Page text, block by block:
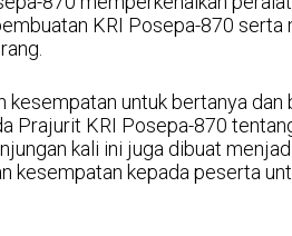
KRI Posepa-870 serta
untuk bertanya dan
Prajurit KRI Posepa-870
kali ini juga dibuat
kesempatan kepada peserta